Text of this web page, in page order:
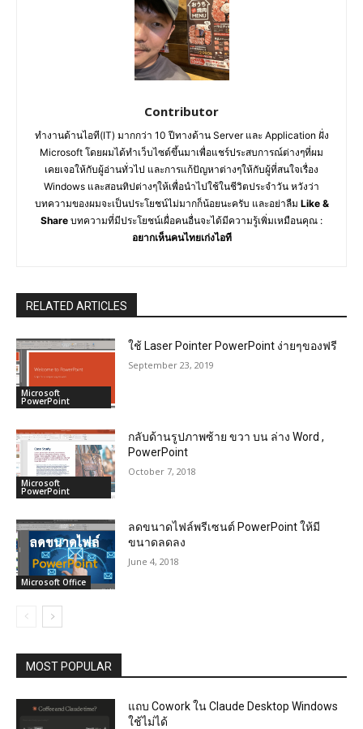
Contributor
ทำงานด้านไอที(IT) มากกว่า 10 ปีทางด้าน Server และ Application ฝั่ง
Microsoft โดยผมได้ทำเว็บไซต์ขึ้นมาเพื่อแชร์ประสบการณ์ต่างๆที่ผม
เคยเจอให้กับผู้อ่านทั่วไป และการแก้ปัญหาต่างๆให้กับผู้ที่สนใจเรื่อง
Windows และสอนทิปต่างๆให้เพื่อนำไปใช้ในชีวิตประจำวัน หวังว่า
บทความของผมจะเป็นประโยชน์ไม่มากก็น้อยนะครับ และอย่าลืม Like &
Share บทความที่มีประโยชน์เผื่อคนอื่นจะได้มีความรู้เพิ่มเหมือนคุณ :
อยากเห็นคนไทยเก่งไอที
RELATED ARTICLES
Microsoft
PowerPoint
ใช้ Laser Pointer PowerPoint ง่ายๆของฟรี
September 23, 2019
Microsoft
PowerPoint
กลับด้านรูปภาพซ้าย ขวา บน ล่าง Word ,
PowerPoint
October 7, 2018
Microsoft Office
ลดขนาดไฟล์พรีเซนต์ PowerPoint ให้มี
ขนาดลดลง
June 4, 2018
MOST POPULAR
แถบ Cowork ใน Claude Desktop Windows
ใช้ไม่ได้